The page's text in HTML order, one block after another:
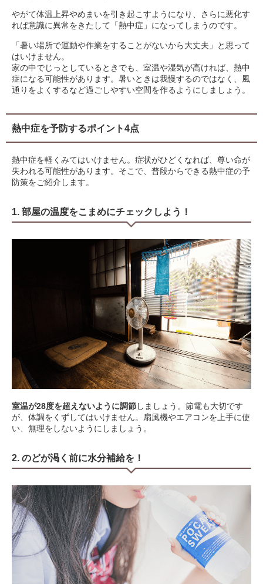
やがて体温上昇やめまいを引き起こすようになり、さらに悪化す
れば意識に異常をきたして「熱中症」になってしまうのです。
「暑い場所で運動や作業をすることがないから大丈夫」と思って
はいけません。
家の中でじっとしているときでも、室温や湿気が高ければ、熱中
症になる可能性があります。暑いときは我慢するのではなく、風
通りをよくするなど過ごしやすい空間を作るようにしましょう。
熱中症を予防するポイント4点
熱中症を軽くみてはいけません。症状がひどくなれば、尊い命が
失われる可能性があります。そこで、普段からできる熱中症の予
防策をご紹介します。
1. 部屋の温度をこまめにチェックしよう！
室温が28度を超えないように調節しましょう。節電も大切です
が、体調をくずしてはいけません。扇風機やエアコンを上手に使
い、無理をしないようにしましょう。
2. のどが渇く前に水分補給を！